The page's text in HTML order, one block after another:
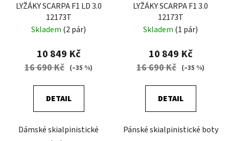
LYŽÁKY SCARPA F1 LD 3.0
12173T
Skladem (2 pár)
10 849 Kč
16 690 Kč (–35 %)
DETAIL
Dámské skialpinistické
LYŽÁKY SCARPA F1 3.0
12173T
Skladem (1 pár)
10 849 Kč
16 690 Kč (–35 %)
DETAIL
Pánské skialpinistické boty